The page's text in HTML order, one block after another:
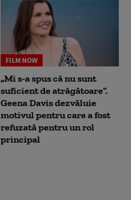
FILM NOW
„Mi s-a spus că nu sunt
suficient de atrăgătoare”.
Geena Davis dezvăluie
motivul pentru care a fost
refuzată pentru un rol
principal